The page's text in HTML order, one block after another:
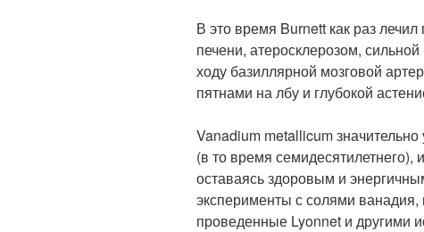
В это время Burnett как раз
печени, атеросклерозом,
ходу базиллярной мозговой
пятнами на лбу и глубокой
Vanadium metallicum
(в то время семидесятилетнего),
оставаясь здоровым и
эксперименты с солями
проведенные Lyonnet и другими